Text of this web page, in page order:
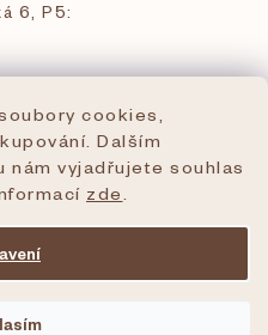
cookies,
Dalším
nám vyjadřujete souhlas
zde
6, P5: